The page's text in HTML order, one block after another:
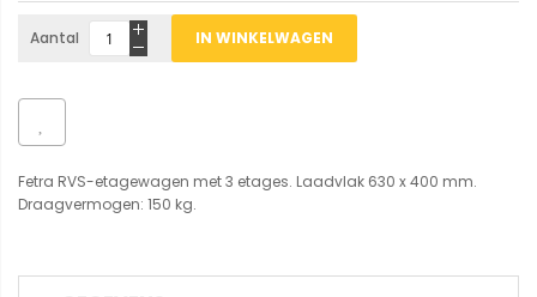
Aantal IN WINKELWAGEN
Fetra RVS-etagewagen met 3 etages. Laadvlak 630 x 400 mm.
Draagvermogen: 150 kg.